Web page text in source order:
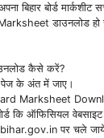
बिहार बोर्ड मार्कशीट
डाउनलोड हो
कैसे करें?
के अंत में जाए।
Marksheet
कि ऑफिसियल
पर चले